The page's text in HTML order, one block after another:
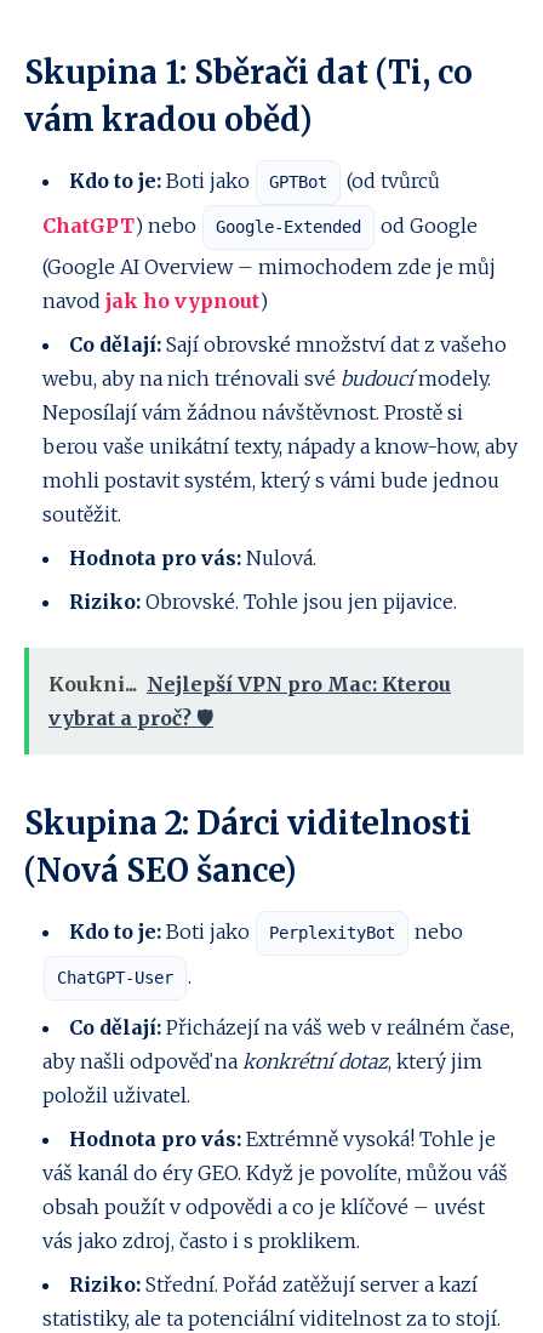
Skupina 1: Sběrači dat (Ti, co
vám kradou oběd)
Kdo to je: Boti jako GPTBot
(od tvůrců
ChatGPT) nebo Google-Extended
od Google
(Google AI Overview – mimochodem zde je můj
navod jak ho vypnout)
Co dělají: Sají obrovské množství dat z vašeho
webu, aby na nich trénovali své budoucímodely.
Neposílají vám žádnou návštěvnost. Prostě si
berou vaše unikátní texty, nápady a know-how, aby
mohli postavit systém, který s vámi bude jednou
soutěžit.
Hodnota pro vás: Nulová.
Riziko: Obrovské. Tohle jsou jen pijavice.
Koukni... Nejlepší VPN pro Mac: Kterou
vybrat a proč? 🛡️
Skupina 2: Dárci viditelnosti
(Nová SEO šance)
Kdo to je: Boti jako PerplexityBot nebo
ChatGPT-User .
Co dělají: Přicházejí na váš web v reálném čase,
aby našli odpověď na konkrétní dotaz, který jim
položil uživatel.
Hodnota pro vás: Extrémně vysoká! Tohle je
váš kanál do éry GEO. Když je povolíte, můžou váš
obsah použít v odpovědi a co je klíčové – uvést
vás jako zdroj, často i s proklikem.
Riziko: Střední. Pořád zatěžují server a kazí
statistiky, ale ta potenciální viditelnost za to stojí.